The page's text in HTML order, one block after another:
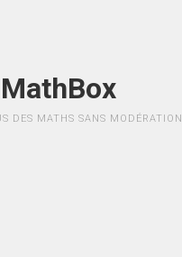
MathBox
DES MATHS SANS MODÉRATION